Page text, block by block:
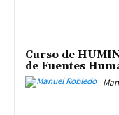
Curso de
de Fuentes